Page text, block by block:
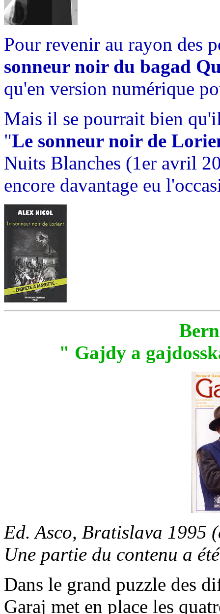
Pour revenir au rayon des
sonneur noir du bagad
qu'en version numérique
Mais il se pourrait bien
"Le sonneur noir de
Nuits Blanches (1er avril
encore davantage eu
" Gajdy a
Ed. Asco, Bratislava 1995
Une partie du contenu a
Dans le grand puzzle des
Garaj met en place les